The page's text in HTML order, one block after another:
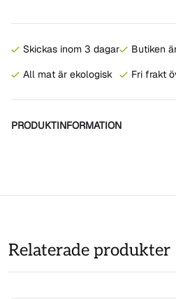
Skickas inom 3 dagar
All mat är ekologisk
Butiken
Fri frakt
PRODUKTINFORMATION
Relaterade produkter